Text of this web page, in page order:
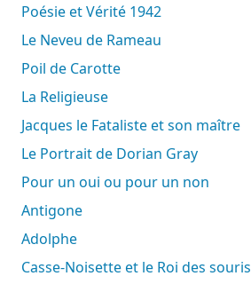
Poésie et Vérité 1942
Le Neveu de Rameau
Poil de Carotte
La Religieuse
Jacques le Fataliste et son maître
Le Portrait de Dorian Gray
Pour un oui ou pour un non
Antigone
Adolphe
Casse-Noisette et le Roi des souris